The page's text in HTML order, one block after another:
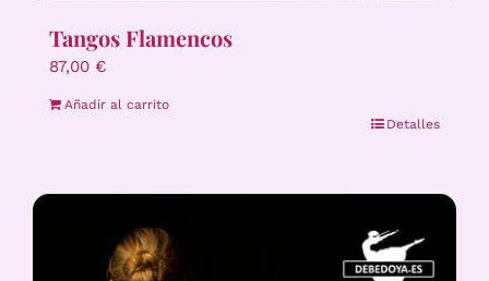
Tangos Flamencos
87,00 €
Añadir al carrito
Detalles